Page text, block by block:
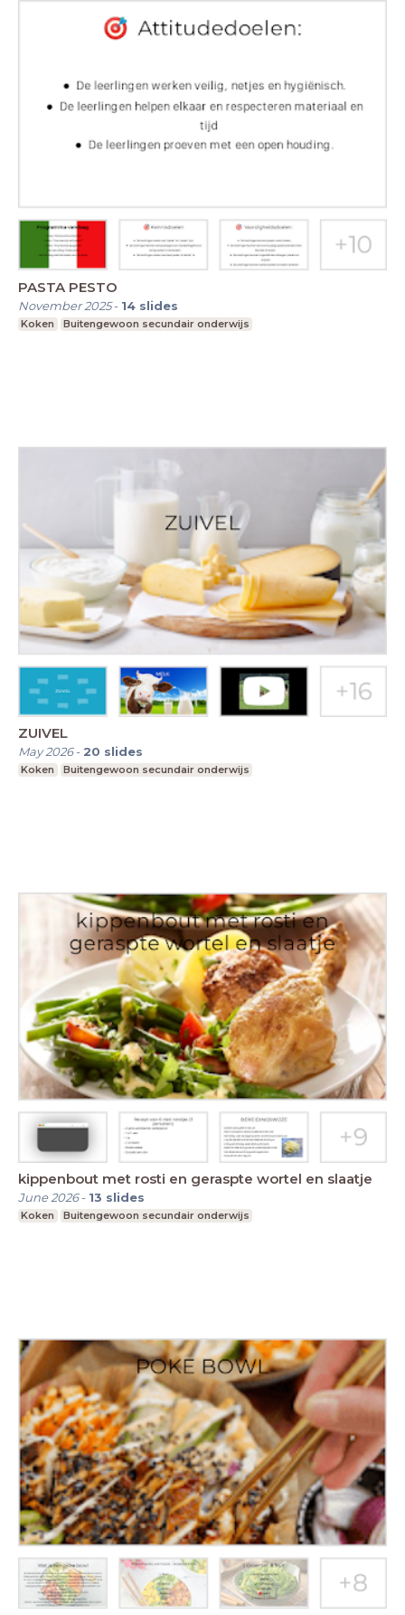
PASTA PESTO
November 2025- 14 slides
Koken Buitengewoon secundair onderwijs
ZUIVEL
May 2026- 20 slides
Koken Buitengewoon secundair onderwijs
kippenbout met rosti en geraspte wortel en slaatje
June 2026- 13 slides
Koken Buitengewoon secundair onderwijs